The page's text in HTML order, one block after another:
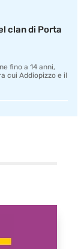
clan di Porta
fino a 14 anni,
cui Addiopizzo e il